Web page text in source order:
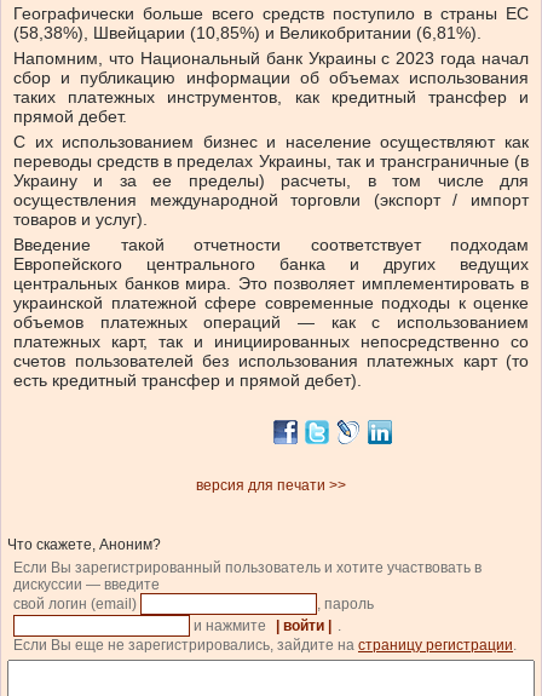
Географически больше всего средств поступило в страны ЕС
(58,38%), Швейцарии (10,85%) и Великобритании (6,81%).
Напомним, что Национальный банк Украины с 2023 года начал
сбор и публикацию информации об объемах использования
таких платежных инструментов, как кредитный трансфер и
прямой дебет.
С их использованием бизнес и население осуществляют как
переводы средств в пределах Украины, так и трансграничные (в
Украину и за ее пределы) расчеты, в том числе для
осуществления международной торговли (экспорт / импорт
товаров и услуг).
Введение такой отчетности соответствует подходам
Европейского центрального банка и других ведущих
центральных банков мира. Это позволяет имплементировать в
украинской платежной сфере современные подходы к оценке
объемов платежных операций — как с использованием
платежных карт, так и инициированных непосредственно со
счетов пользователей без использования платежных карт (то
есть кредитный трансфер и прямой дебет).
версия для печати >>
Что скажете, Аноним?
Если Вы зарегистрированный пользователь и хотите участвовать в
дискуссии — введите
свой логин (email)
, пароль
и нажмите
| войти |
.
Если Вы еще не зарегистрировались, зайдите на страницу регистрации.